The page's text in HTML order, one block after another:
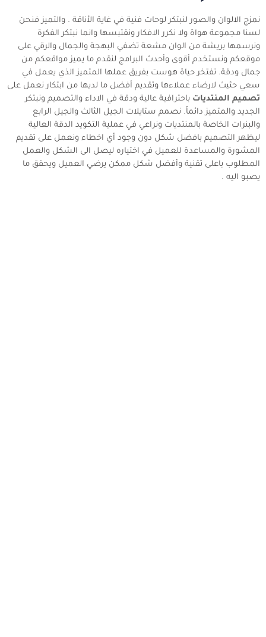
نمزج الالوان والصور لنبتكر لوحات فنية في غاية الأناقة . والتميز فنحن
لسنا مجموعة هواة ولا نكرر الافكار ونقتبسها وانما نبتكر الفكرة
ونرسمها بريشة من الوان مشعة تضفي البهجة والجمال والرقي على
موقعكم ونستخدم أقوى وأحدث البرامج لنقدم ما يميز مواقعكم من
جمال ودقة. تفتخر حياة هوست بفريق عملها المتميز الذي يعمل في
سعي حثيث لارضاء عملاءها وتقديم أفضل ما لديها من ابتكار نعمل على
تصميم المنتديات باحترافية عالية ودقة في الاداء والتصميم ونبتكر
الجديد والمتميز دائماً. نصمم ستايلات الجيل الثالث والجيل الرابع
والبنرات الخاصة بالمنتديات ونراعي في عملية التكويد الدقة العالية
ليظهر التصميم بافضل شكل دون وجود أي اخطاء ونعمل على تقديم
المشورة والمساعدة للعميل في اختياره ليصل الى الشكل والعمل
المطلوب باعلى تقنية وأفضل شكل ممكن يرضي العميل ويحقق ما
يصبو اليه .